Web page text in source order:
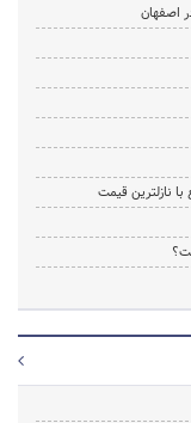
اصفهان
نازلترین قیمت